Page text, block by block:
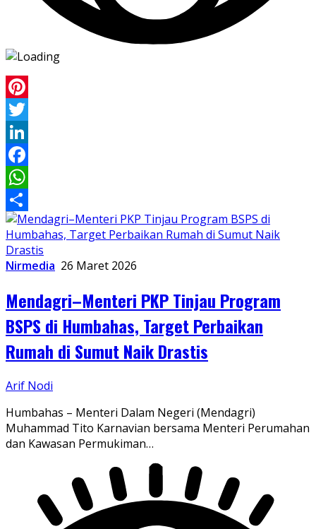
Pinterest
Twitter
LinkedIn
Facebook
WhatsApp
Share
Nirmedia 26 Maret 2026
Mendagri–Menteri PKP Tinjau Program
BSPS di Humbahas, Target Perbaikan
Rumah di Sumut Naik Drastis
Arif Nodi
Humbahas – Menteri Dalam Negeri (Mendagri)
Muhammad Tito Karnavian bersama Menteri Perumahan
dan Kawasan Permukiman…